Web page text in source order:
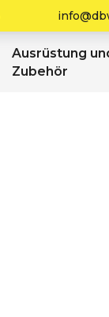
Ausrüstung
Zubehör